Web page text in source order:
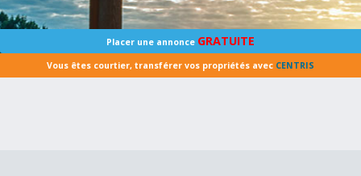
Placer une annonce GRATUITE
Vous êtes courtier, transférer vos propriétés avec CENTRIS